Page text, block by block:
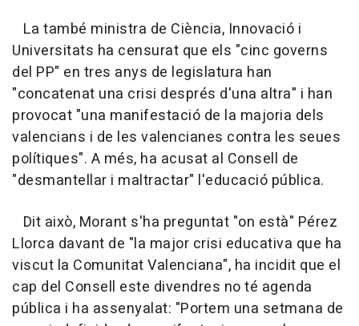
La també ministra de Ciència, Innovació i
Universitats ha censurat que els "cinc governs
del PP" en tres anys de legislatura han
"concatenat una crisi després d'una altra" i han
provocat "una manifestació de la majoria dels
valencians i de les valencianes contra les seues
polítiques". A més, ha acusat al Consell de
"desmantellar i maltractar" l'educació pública.
Dit això, Morant s'ha preguntat "on està" Pérez
Llorca davant de "la major crisi educativa que ha
viscut la Comunitat Valenciana", ha incidit que el
cap del Consell este divendres no té agenda
pública i ha assenyalat: "Portem una setmana de